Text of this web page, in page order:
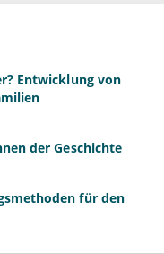
Entwicklung von
der Geschichte
für den